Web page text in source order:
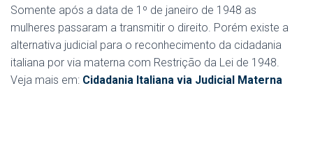
Somente após a data de 1º de janeiro de 1948 as
mulheres passaram a transmitir o direito. Porém existe a
alternativa judicial para o reconhecimento da cidadania
italiana por via materna com Restrição da Lei de 1948.
Veja mais em: Cidadania Italiana via Judicial Materna